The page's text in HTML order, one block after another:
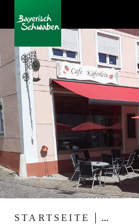
STARTSEITE ...